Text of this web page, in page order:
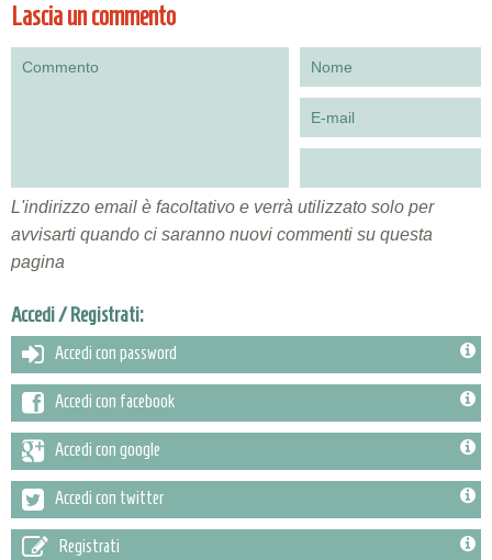
Lascia un commento
L'indirizzo email è facoltativo e verrà utilizzato solo per
avvisarti quando ci saranno nuovi commenti su questa
pagina
Accedi / Registrati:
Accedi con password
Accedi con facebook
Accedi con google
Accedi con twitter
Registrati